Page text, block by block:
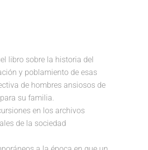
libro sobre la historia del
y poblamiento de esas
de hombres ansiosos de
su familia.
en los archivos
de la sociedad